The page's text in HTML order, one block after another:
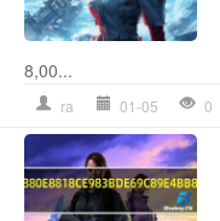
8,00...
ra 01-05 0